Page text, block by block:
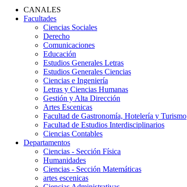
CANALES
Facultades
Ciencias Sociales
Derecho
Comunicaciones
Educación
Estudios Generales Letras
Estudios Generales Ciencias
Ciencias e Ingeniería
Letras y Ciencias Humanas
Gestión y Alta Dirección
Artes Escenicas
Facultad de Gastronomía, Hotelería y Turismo
Facultad de Estudios Interdisciplinarios
Ciencias Contables
Departamentos
Ciencias - Sección Física
Humanidades
Ciencias - Sección Matemáticas
artes escenicas